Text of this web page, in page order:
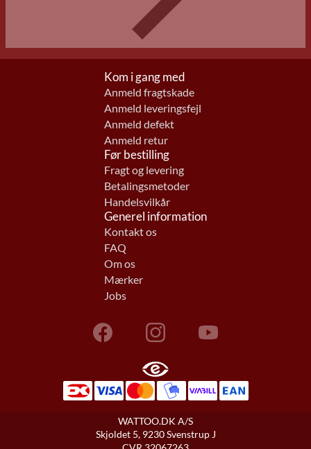
Kom i gang med
Anmeld fragtskade
Anmeld leveringsfejl
Anmeld defekt
Anmeld retur
Før bestilling
Fragt og levering
Betalingsmetoder
Handelsvilkår
Generel information
Kontakt os
FAQ
Om os
Mærker
Jobs
WATTOO.DK A/S
Skjoldet 5, 9230 Svenstrup J